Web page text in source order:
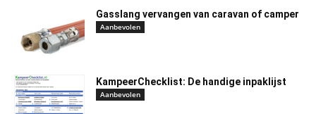
Gasslang vervangen van caravan of camper
Aanbevolen
KampeerChecklist: De handige inpaklijst
Aanbevolen